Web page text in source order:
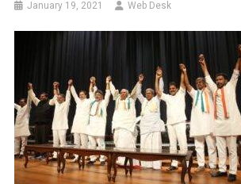
January 19, 2021 Web Desk